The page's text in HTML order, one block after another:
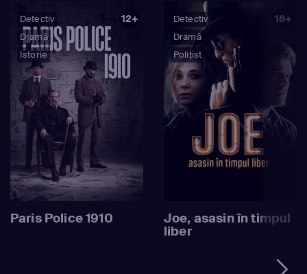
Detectiv
Dramă
Istorie
12+
Paris Police 1910
Detectiv
Dramă
Polițist
16+
Joe, asasin în timpul
liber